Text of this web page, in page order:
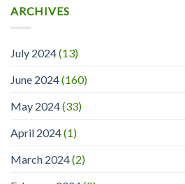
ARCHIVES
July 2024(13)
June 2024(160)
May 2024(33)
April 2024(1)
March 2024(2)